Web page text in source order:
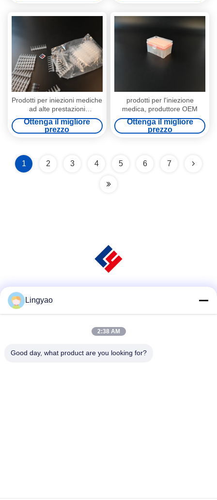
Prodotti per iniezioni mediche
ad alte prestazioni
Centrifugatrice PCR per
un'amplificazione accurata
del DNA
Ottenga il migliore
prezzo
prodotti per l'iniezione
medica, produttore OEM
Ottenga il migliore
prezzo
1 2 3 4 5 6 7
Lingyao
2:38 AM
Good day, what product are you looking for?